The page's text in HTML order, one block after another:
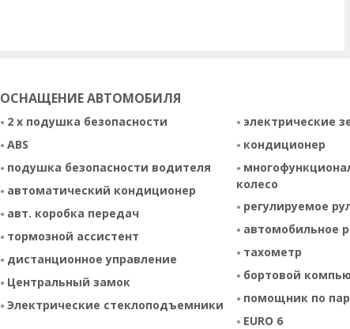
ОСНАЩЕНИЕ АВТОМОБИЛЯ
2 x подушка безопасности
ABS
подушка безопасности водителя
автоматический кондиционер
авт. коробка передач
тормозной ассистент
дистанционное управление
Центральный замок
Электрические стеклоподъемники
электрические
кондиционер
колесо
регулируемое
автомобильное
тахометр
бортовой
помощник по
EURO 6